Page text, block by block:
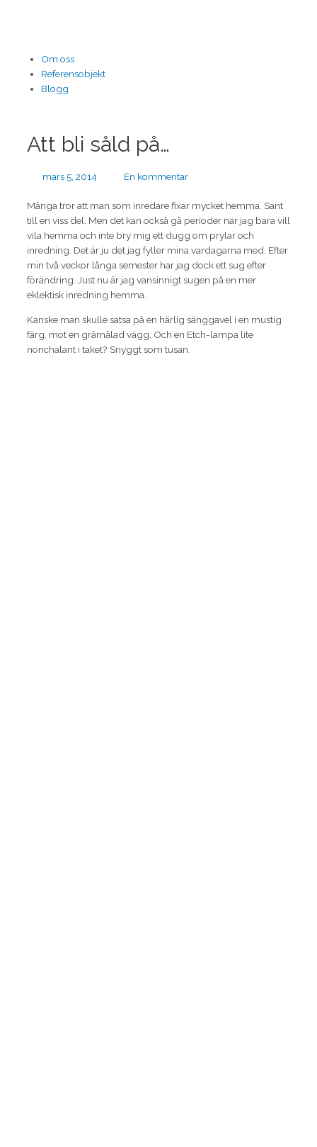
Om oss
Referensobjekt
Blogg
Att bli såld på…
mars 5, 2014 En kommentar
Många tror att man som inredare fixar mycket hemma. Sant
till en viss del. Men det kan också gå perioder när jag bara vill
vila hemma och inte bry mig ett dugg om prylar och
inredning. Det är ju det jag fyller mina vardagarna med. Efter
min två veckor långa semester har jag dock ett sug efter
förändring. Just nu är jag vansinnigt sugen på en mer
eklektisk inredning hemma.
Kanske man skulle satsa på en härlig sänggavel i en mustig
färg, mot en gråmålad vägg. Och en Etch-lampa lite
nonchalant i taket? Snyggt som tusan.